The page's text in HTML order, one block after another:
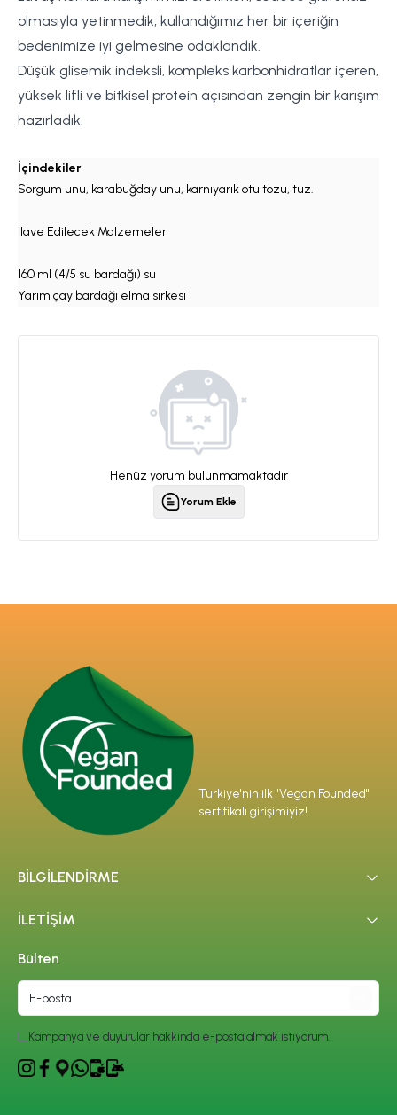
olmasıyla yetinmedik; kullandığımız her bir içeriğin
bedenimize iyi gelmesine odaklandık.
Düşük glisemik indeksli, kompleks karbonhidratlar içeren,
yüksek lifli ve bitkisel protein açısından zengin bir karışım
hazırladık.
İçindekiler
Sorgum unu, karabuğday unu, karnıyarık otu tozu, tuz.
İlave Edilecek Malzemeler
160 ml (4/5 su bardağı) su
Yarım çay bardağı elma sirkesi
Henüz yorum bulunmamaktadır
Yorum Ekle
Türkiye'nin ilk "Vegan Founded"
sertifikalı girişimiyiz!
BİLGİLENDİRME
İLETİŞİM
Bülten
Kampanya ve duyurular hakkında e-posta almak istiyorum.